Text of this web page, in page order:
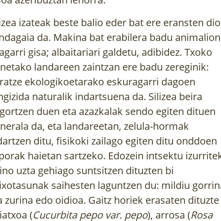
izateak beste balio eder bat ere eransten
da. Makina bat erabilera badu animalion
gisa; albaitariari galdetu, adibidez. Txoko
landareen zaintzan ere badu zereginik:
ekologikoetarako eskuragarri dagoen
naturalik indartsuena da. Silizea beira
duen eta azazkalak sendo egiten dituen
da, eta landareetan, zelula-hormak
ditu, fisikoki zailago egiten ditu onddoen
haietan sartzeko. Edozein intsektu
uzta gehiago suntsitzen dituzten bi
saihesten laguntzen du: mildiu
zurina edo oidioa. Gaitz horiek erasaten dituzte
(Cucurbita pepo var. pepo), arrosa (Rosa
ZUHAITZAK ETA
ARBOLAK EUSKAL
HERRIAN
Gure kulturaren historia eta
garapena ezin da ulertu
zuhaitzik...
ILARGIA ETA
LANDAREAK
URTEKO
AGENDA
Ilargiaren
guztiko lanak,
baratzean,...